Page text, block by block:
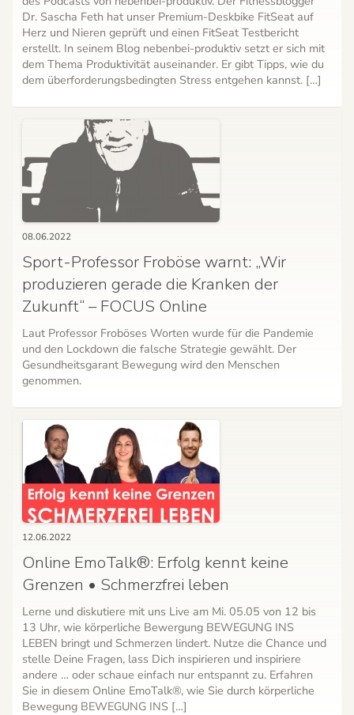
Dr. Sascha Feth hat unser Premium-Deskbike FitSeat auf
Herz und Nieren geprüft und einen FitSeat Testbericht
erstellt. In seinem Blog nebenbei-produktiv setzt er sich mit
dem Thema Produktivität auseinander. Er gibt Tipps, wie du
dem überforderungsbedingten Stress entgehen kannst. […]
08.06.2022
Sport-Professor Froböse warnt: „Wir
produzieren gerade die Kranken der
Zukunft“ – FOCUS Online
Laut Professor Froböses Worten wurde für die Pandemie
und den Lockdown die falsche Strategie gewählt. Der
Gesundheitsgarant Bewegung wird den Menschen
genommen.
12.06.2022
Online EmoTalk®: Erfolg kennt keine
Grenzen • Schmerzfrei leben
Lerne und diskutiere mit uns Live am Mi. 05.05 von 12 bis
13 Uhr, wie körperliche Bewergung BEWEGUNG INS
LEBEN bringt und Schmerzen lindert. Nutze die Chance und
stelle Deine Fragen, lass Dich inspirieren und inspiriere
andere … oder schaue einfach nur entspannt zu. Erfahren
Sie in diesem Online EmoTalk®, wie Sie durch körperliche
Bewegung BEWEGUNG INS […]